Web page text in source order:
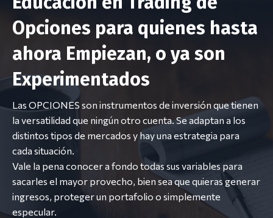
Opciones para quienes hasta
ahora Empiezan, o ya son
Experimentados
Las OPCIONES son instrumentos de inversión que tienen
la versatilidad que ningún otro cuenta. Se adaptan a los
distintos tipos de mercados y hay una estrategia para
cada situación.
Vale la pena conocer a fondo todas sus variables para
sacarles el mayor provecho, bien sea que quieras generar
ingresos, proteger un portafolio o simplemente
especular.